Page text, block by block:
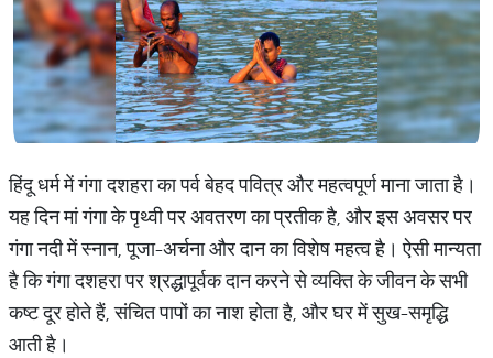
हिंदू धर्म में गंगा दशहरा का पर्व बेहद पवित्र और महत्वपूर्ण माना जाता है।
यह दिन मां गंगा के पृथ्वी पर अवतरण का प्रतीक है, और इस अवसर पर
गंगा नदी में स्नान, पूजा-अर्चना और दान का विशेष महत्व है। ऐसी मान्यता
है कि गंगा दशहरा पर श्रद्धापूर्वक दान करने से व्यक्ति के जीवन के सभी
कष्ट दूर होते हैं, संचित पापों का नाश होता है, और घर में सुख-समृद्धि
आती है।